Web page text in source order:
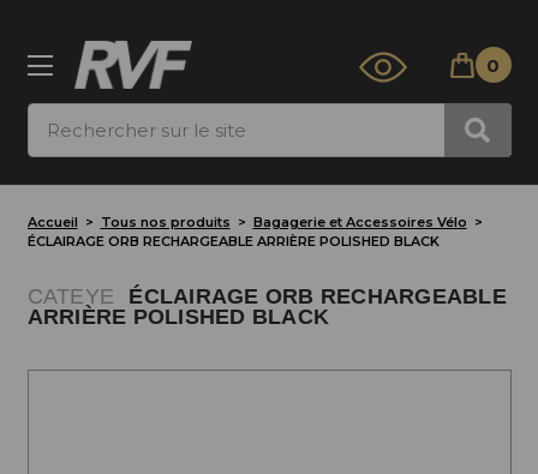
0
Accueil Tous nos produits
Bagagerie et Accessoires Vélo
ÉCLAIRAGE ORB RECHARGEABLE ARRIÈRE POLISHED BLACK
CATEYE
ÉCLAIRAGE ORB RECHARGEABLE
ARRIÈRE POLISHED BLACK